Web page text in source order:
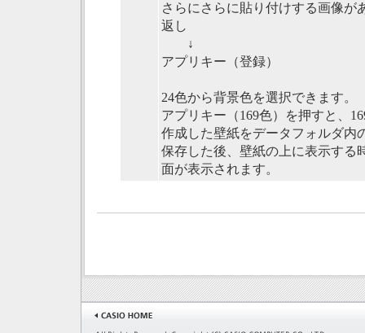
さらにさらに貼り付けする画像が
返し
↓
アプリキー（登録）
24色から背景色を選択できます。
アプリキー（169色）を押すと、
作成した壁紙をデータフォルダ内
保存した後、壁紙の上に表示する
面が表示されます。